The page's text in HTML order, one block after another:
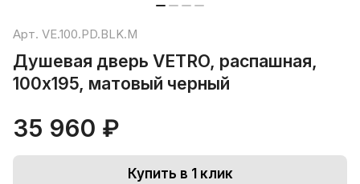
Арт. VE.100.PD.BLK.M
Душевая дверь VETRO, распашная,
100х195, матовый черный
35 960 ₽
Купить в 1 клик